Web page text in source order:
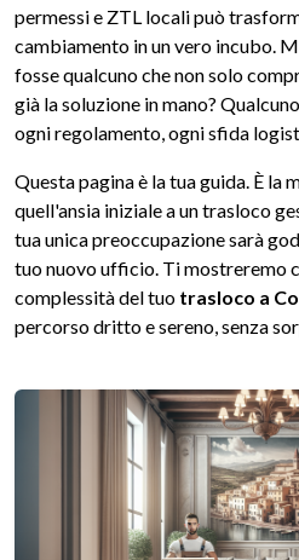
permessi e ZTL locali può
cambiamento in un vero incubo.
fosse qualcuno che non solo
già la soluzione in mano?
ogni regolamento, ogni sfida
Questa pagina è la tua guida. È la
quell'ansia iniziale a un trasloco
tua unica preoccupazione sarà
tuo nuovo ufficio. Ti mostreremo
complessità del tuo trasloco a
percorso dritto e sereno, senza